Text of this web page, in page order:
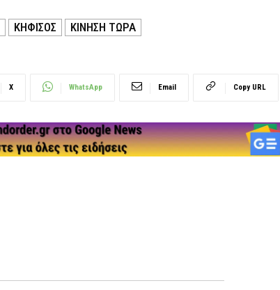
ΚΗΦΙΣΟΣ ΚΊΝΗΣΗ ΤΏΡΑ
X WhatsApp Email Copy URL